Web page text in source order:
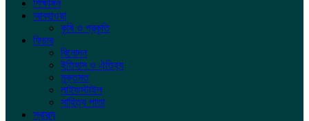
শিক্ষাঙ্গন
আবহাওয়া
কৃষি ও প্রকৃতি
ফিচার
বিনোদন
ইতিহাস ও ঐতিহ্য
মুক্তমত
লাইফস্টাইল
সাহিত্য পাতা
স্বাস্থ্য